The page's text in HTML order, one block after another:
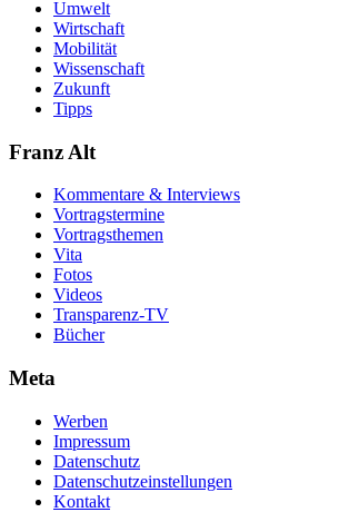
Umwelt
Wirtschaft
Mobilität
Wissenschaft
Zukunft
Tipps
Franz Alt
Kommentare & Interviews
Vortragstermine
Vortragsthemen
Vita
Fotos
Videos
Transparenz-TV
Bücher
Meta
Werben
Impressum
Datenschutz
Datenschutzeinstellungen
Kontakt